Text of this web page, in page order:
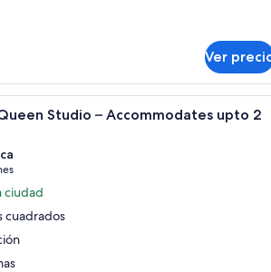
Ver
Habitación de hotel con
Studio – Accommodates upto 2
ciudad
cuadrados